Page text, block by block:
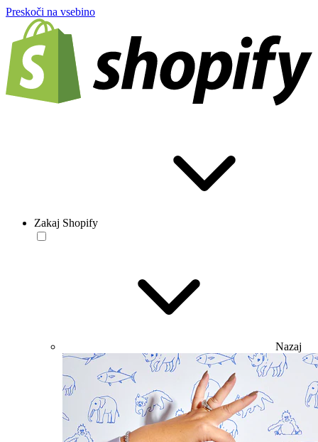
Preskoči na vsebino
Zakaj Shopify
Nazaj